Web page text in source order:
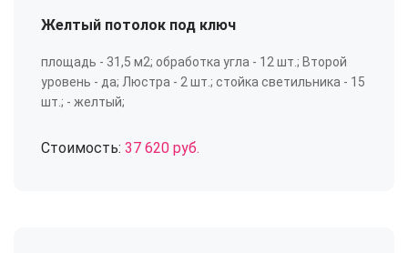
Желтый потолок под ключ
площадь - 31,5 м2; обработка угла - 12 шт.; Второй
уровень - да; Люстра - 2 шт.; стойка светильника - 15
шт.; - желтый;
Стоимость: 37 620 руб.